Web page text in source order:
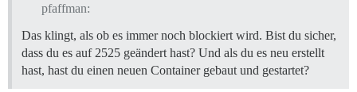
pfaffman:
Das klingt, als ob es immer noch blockiert wird. Bist du sicher,
dass du es auf 2525 geändert hast? Und als du es neu erstellt
hast, hast du einen neuen Container gebaut und gestartet?